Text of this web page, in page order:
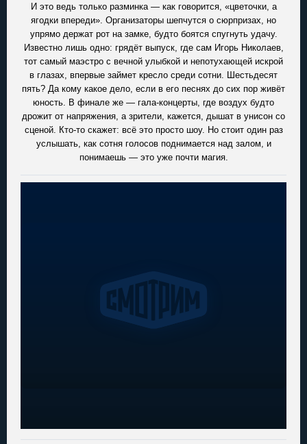
И это ведь только разминка — как говорится, «цветочки, а
ягодки впереди». Организаторы шепчутся о сюрпризах, но
упрямо держат рот на замке, будто боятся спугнуть удачу.
Известно лишь одно: грядёт выпуск, где сам Игорь Николаев,
тот самый маэстро с вечной улыбкой и непотухающей искрой
в глазах, впервые займет кресло среди сотни. Шестьдесят
пять? Да кому какое дело, если в его песнях до сих пор живёт
юность. В финале же — гала-концерты, где воздух будто
дрожит от напряжения, а зрители, кажется, дышат в унисон со
сценой. Кто-то скажет: всё это просто шоу. Но стоит один раз
услышать, как сотня голосов поднимается над залом, и
понимаешь — это уже почти магия.